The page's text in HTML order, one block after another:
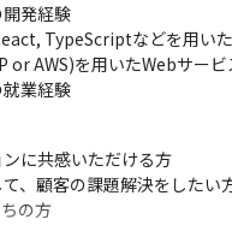
発経験
TypeScriptなどを用い
or AWS)を用いたWebサー
業経験
に共感いただける方
、顧客の課題解決をしたい
の方